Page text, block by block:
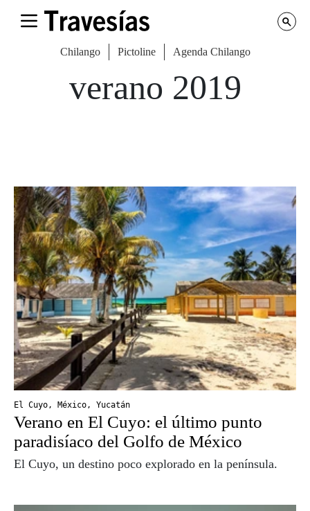
Chilango Pictoline Agenda Chilango
verano 2019
El Cuyo, México, Yucatán
Verano en El Cuyo: el último punto
paradisíaco del Golfo de México
El Cuyo, un destino poco explorado en la península.